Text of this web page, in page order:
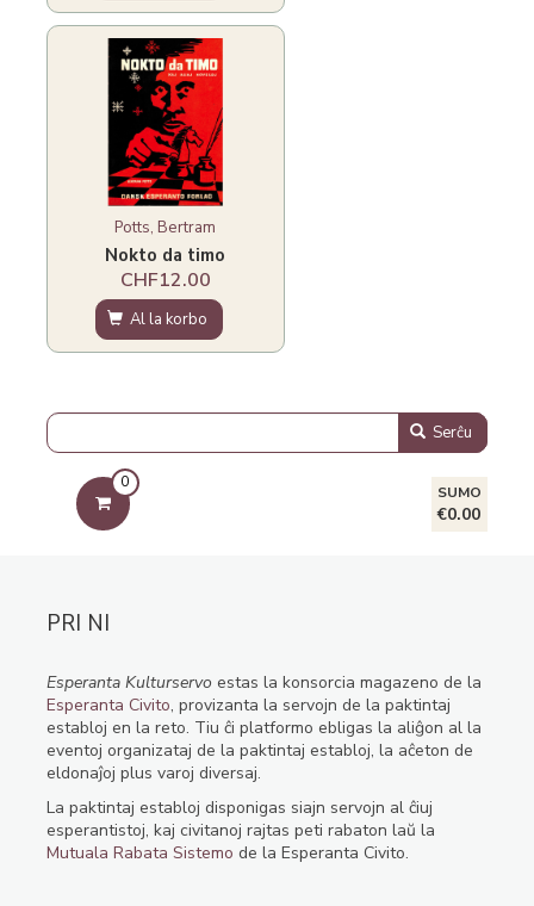
Potts, Bertram
Nokto da timo
CHF12.00
Al la korbo
Serĉu
0
SUMO
€0.00
PRI NI
Esperanta Kulturservo estas la konsorcia magazeno de la
Esperanta Civito, provizanta la servojn de la paktintaj
establoj en la reto. Tiu ĉi platformo ebligas la aliĝon al la
eventoj organizataj de la paktintaj establoj, la aĉeton de
eldonaĵoj plus varoj diversaj.
La paktintaj establoj disponigas siajn servojn al ĉiuj
esperantistoj, kaj civitanoj rajtas peti rabaton laŭ la
Mutuala Rabata Sistemo de la Esperanta Civito.